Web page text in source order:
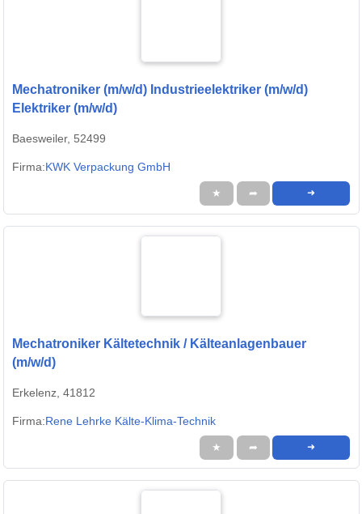
Mechatroniker (m/w/d) Industrieelektriker (m/w/d)
Elektriker (m/w/d)
Baesweiler, 52499
Firma:KWK Verpackung GmbH
★ ➦ ➜
Mechatroniker Kältetechnik / Kälteanlagenbauer
(m/w/d)
Erkelenz, 41812
Firma:Rene Lehrke Kälte-Klima-Technik
★ ➦ ➜